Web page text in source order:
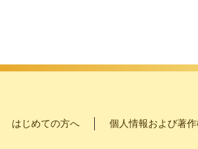
はじめての方へ 個人情報および著